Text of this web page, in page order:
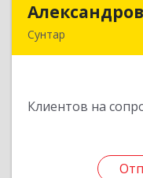
Сунтар
Клиентов на